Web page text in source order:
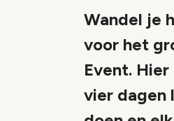
Wandel je
voor het
Event.
vier dagen